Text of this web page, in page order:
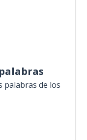
palabras de los